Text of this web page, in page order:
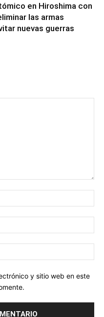
en Hiroshima con
las armas
nuevas guerras
y sitio web en este